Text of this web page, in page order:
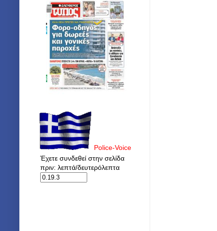
Police-Voice
Έχετε συνδεθεί στην σελίδα
πριν: λεπτά/δευτερόλεπτα